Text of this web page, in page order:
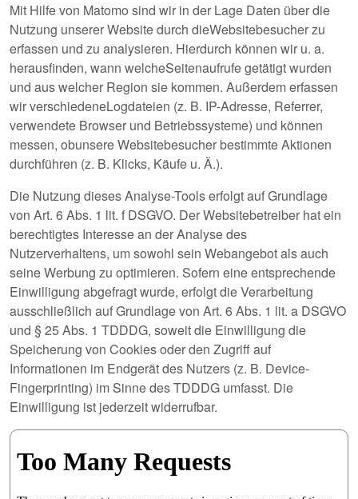
Mit Hilfe von Matomo sind wir in der Lage Daten über die
Nutzung unserer Website durch dieWebsitebesucher zu
erfassen und zu analysieren. Hierdurch können wir u. a.
herausfinden, wann welcheSeitenaufrufe getätigt wurden
und aus welcher Region sie kommen. Außerdem erfassen
wir verschiedeneLogdateien (z. B. IP-Adresse, Referrer,
verwendete Browser und Betriebssysteme) und können
messen, obunsere Websitebesucher bestimmte Aktionen
durchführen (z. B. Klicks, Käufe u. Ä.).
Die Nutzung dieses Analyse-Tools erfolgt auf Grundlage
von Art. 6 Abs. 1 lit. f DSGVO. Der Websitebetreiber hat ein
berechtigtes Interesse an der Analyse des
Nutzerverhaltens, um sowohl sein Webangebot als auch
seine Werbung zu optimieren. Sofern eine entsprechende
Einwilligung abgefragt wurde, erfolgt die Verarbeitung
ausschließlich auf Grundlage von Art. 6 Abs. 1 lit. a DSGVO
und § 25 Abs. 1 TDDDG, soweit die Einwilligung die
Speicherung von Cookies oder den Zugriff auf
Informationen im Endgerät des Nutzers (z. B. Device-
Fingerprinting) im Sinne des TDDDG umfasst. Die
Einwilligung ist jederzeit widerrufbar.